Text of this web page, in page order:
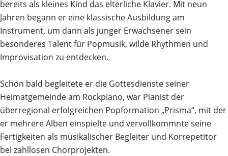
bereits als kleines Kind das elterliche Klavier. Mit neun
Jahren begann er eine klassische Ausbildung am
Instrument, um dann als junger Erwachsener sein
besonderes Talent für Popmusik, wilde Rhythmen und
Improvisation zu entdecken.
Schon bald begleitete er die Gottesdienste seiner
Heimatgemeinde am Rockpiano, war Pianist der
überregional erfolgreichen Popformation „Prisma“, mit der
er mehrere Alben einspielte und vervollkommnte seine
Fertigkeiten als musikalischer Begleiter und Korrepetitor
bei zahllosen Chorprojekten.